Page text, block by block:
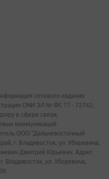
сетевого издания
СМИ ЭЛ № ФС 77 - 72742,
в сфере связи,
коммуникаций
ООО "Дальневосточный
г. Владивосток, ул. Уборевича,
Дмитрий Юрьевич. Адрес
Владивосток, ул. Уборевича,